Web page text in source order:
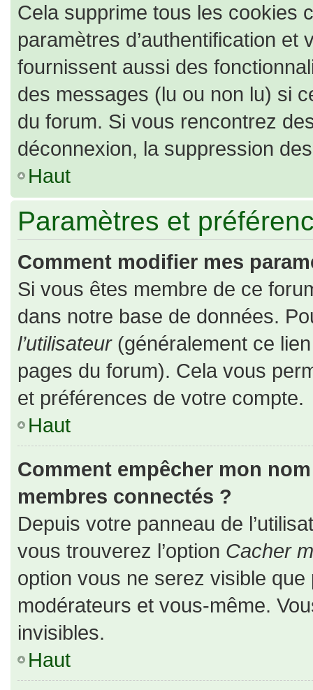
Cela supprime tous les cookies
paramètres d’authentification
fournissent aussi des
des messages (lu ou non lu) si
du forum. Si vous rencontrez
déconnexion, la suppression
Haut
Paramètres et
Comment modifier mes
Si vous êtes membre de ce
dans notre base de données.
l’utilisateur(généralement ce
pages du forum). Cela vous
et préférences de votre compte.
Haut
Comment empêcher mon
membres connectés ?
Depuis votre panneau de
vous trouverez l’option Cacher
option vous ne serez visible
modérateurs et vous-même.
invisibles.
Haut